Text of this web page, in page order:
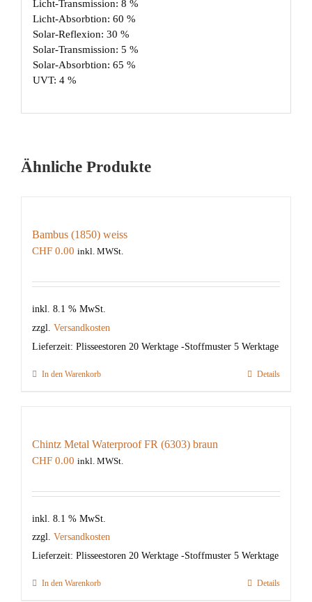
Licht-Transmission: 8 %
Licht-Absorbtion: 60 %
Solar-Reflexion: 30 %
Solar-Transmission: 5 %
Solar-Absorbtion: 65 %
UVT: 4 %
Ähnliche Produkte
Bambus (1850) weiss
CHF 0.00 inkl. MWSt.
inkl. 8.1 % MwSt.
zzgl. Versandkosten
Lieferzeit: Plisseestoren 20 Werktage -Stoffmuster 5 Werktage
In den Warenkorb Details
Chintz Metal Waterproof FR (6303) braun
CHF 0.00 inkl. MWSt.
inkl. 8.1 % MwSt.
zzgl. Versandkosten
Lieferzeit: Plisseestoren 20 Werktage -Stoffmuster 5 Werktage
In den Warenkorb Details